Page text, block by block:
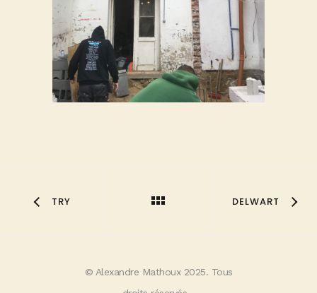
TRY DELWART
© Alexandre Mathoux 2025. Tous